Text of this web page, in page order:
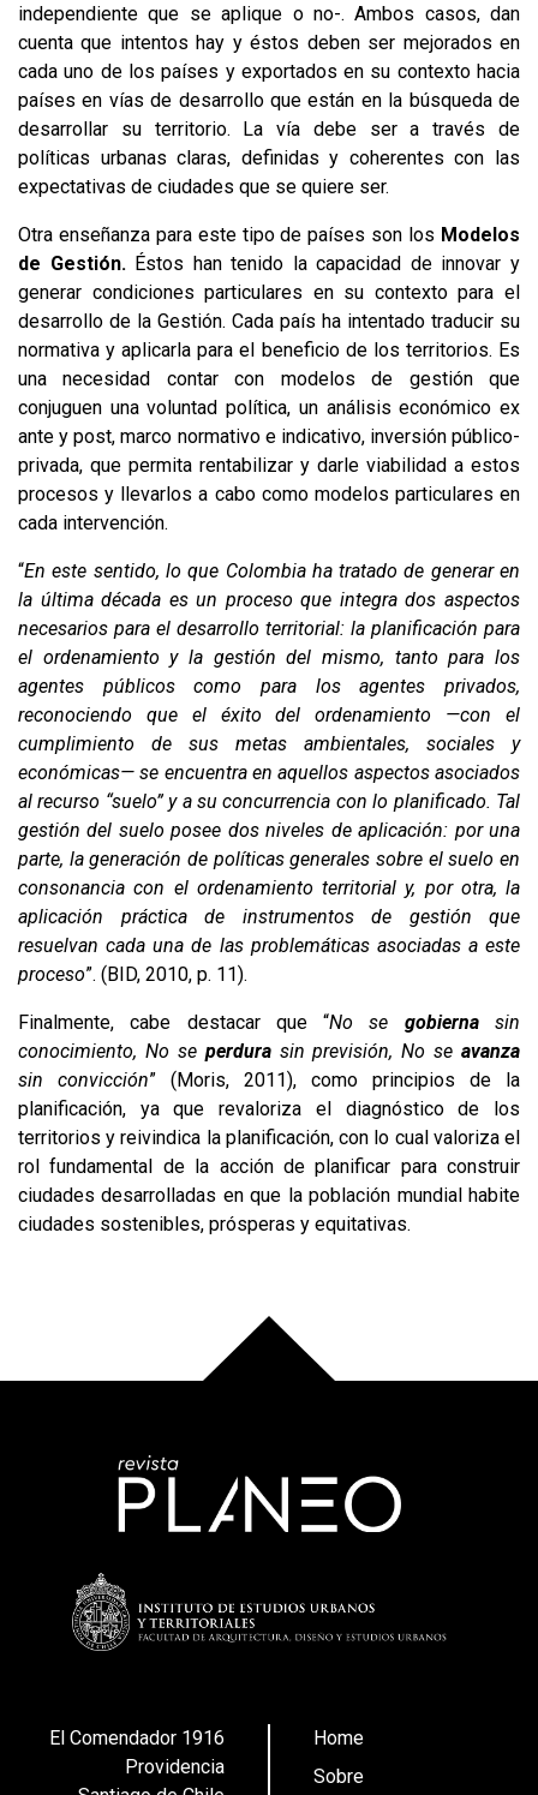
independiente que se aplique o no-. Ambos casos, dan
cuenta que intentos hay y éstos deben ser mejorados en
cada uno de los países y exportados en su contexto hacia
países en vías de desarrollo que están en la búsqueda de
desarrollar su territorio. La vía debe ser a través de
políticas urbanas claras, definidas y coherentes con las
expectativas de ciudades que se quiere ser.
Otra enseñanza para este tipo de países son los Modelos
de Gestión. Éstos han tenido la capacidad de innovar y
generar condiciones particulares en su contexto para el
desarrollo de la Gestión. Cada país ha intentado traducir su
normativa y aplicarla para el beneficio de los territorios. Es
una necesidad contar con modelos de gestión que
conjuguen una voluntad política, un análisis económico ex
ante y post, marco normativo e indicativo, inversión público-
privada, que permita rentabilizar y darle viabilidad a estos
procesos y llevarlos a cabo como modelos particulares en
cada intervención.
“En este sentido, lo que Colombia ha tratado de generar en
la última década es un proceso que integra dos aspectos
necesarios para el desarrollo territorial: la planificación para
el ordenamiento y la gestión del mismo, tanto para los
agentes públicos como para los agentes privados,
reconociendo que el éxito del ordenamiento —con el
cumplimiento de sus metas ambientales, sociales y
económicas— se encuentra en aquellos aspectos asociados
al recurso “suelo” y a su concurrencia con lo planificado. Tal
gestión del suelo posee dos niveles de aplicación: por una
parte, la generación de políticas generales sobre el suelo en
consonancia con el ordenamiento territorial y, por otra, la
aplicación práctica de instrumentos de gestión que
resuelvan cada una de las problemáticas asociadas a este
proceso”. (BID, 2010, p. 11).
Finalmente, cabe destacar que “No se gobiernasin
conocimiento, No se perdura sin previsión, No se avanza
sin convicción” (Moris, 2011), como principios de la
planificación, ya que revaloriza el diagnóstico de los
territorios y reivindica la planificación, con lo cual valoriza el
rol fundamental de la acción de planificar para construir
ciudades desarrolladas en que la población mundial habite
ciudades sostenibles, prósperas y equitativas.
El Comendador 1916
Providencia
Home
Sobre